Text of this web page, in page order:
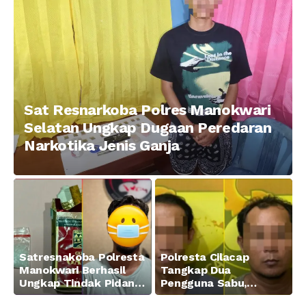
Sat Resnarkoba Polres Manokwari
Selatan Ungkap Dugaan Peredaran
Narkotika Jenis Ganja
Satresnakoba Polresta
Manokwari Berhasil
Ungkap Tindak Pidana
Polresta Cilacap
Tangkap Dua
Pengguna Sabu,